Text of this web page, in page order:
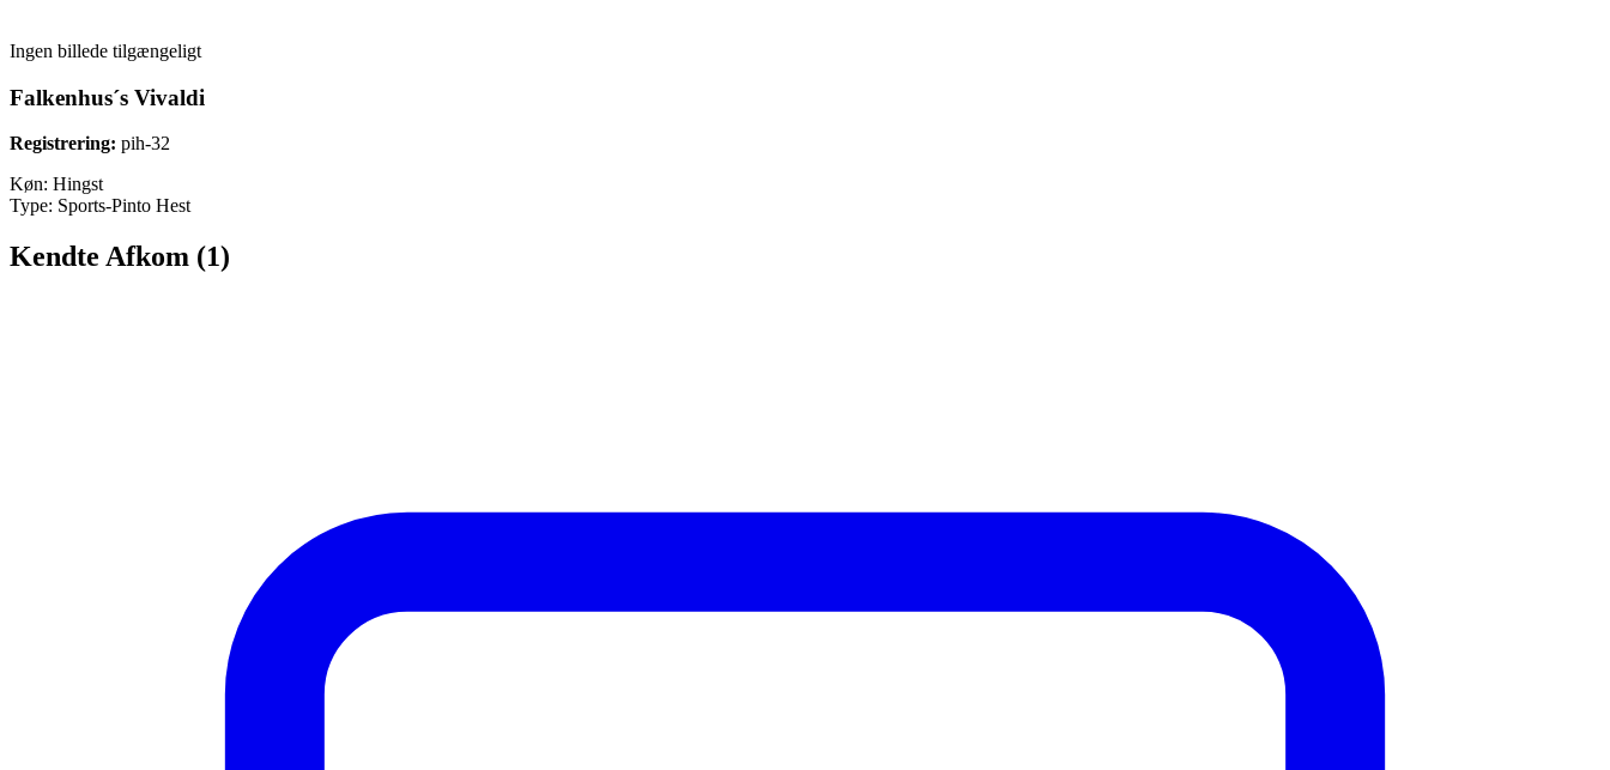
Ingen billede tilgængeligt
Falkenhus´s Vivaldi
Registrering: pih-32
Køn: Hingst
Type: Sports-Pinto Hest
Kendte Afkom (1)